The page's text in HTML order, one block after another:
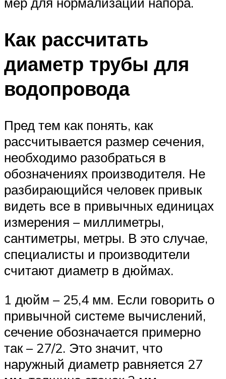
Как рассчитать
диаметр трубы для
водопровода
Пред тем как понять, как
рассчитывается размер сечения,
необходимо разобраться в
обозначениях производителя. Не
разбирающийся человек привык
видеть все в привычных единицах
измерения – миллиметры,
сантиметры, метры. В это случае,
специалисты и производители
считают диаметр в дюймах.
1 дюйм – 25,4 мм. Если говорить о
привычной системе вычислений,
сечение обозначается примерно
так – 27/2. Это значит, что
наружный диаметр равняется 27